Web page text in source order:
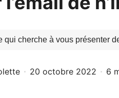
qui cherche à vous présenter
20 octobre 2022 6